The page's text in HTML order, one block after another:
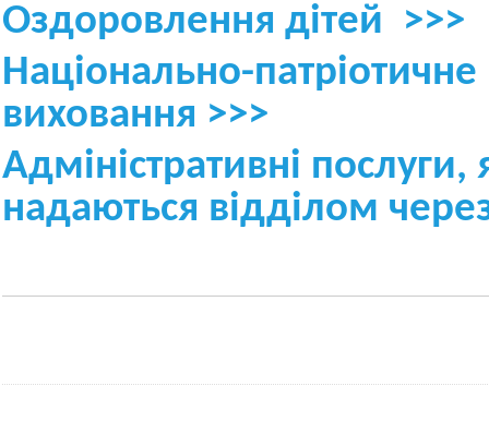
Оздоровлення дітей >>>
Національно-патріотичне
виховання >>>
Адміністративні послуги,
надаються відділом